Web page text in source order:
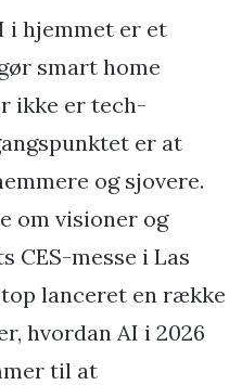
i hjemmet er et
smart home
ikke er tech-
er at
og sjovere.
om visioner og
CES-messe i Las
lanceret en række
hvordan AI i 2026
til at